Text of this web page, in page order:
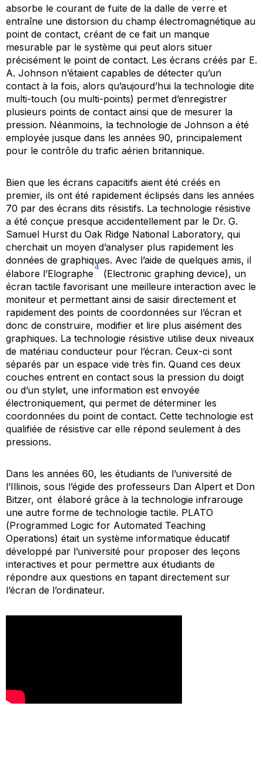
absorbe le courant de fuite de la dalle de verre et
entraîne une distorsion du champ électromagnétique au
point de contact, créant de ce fait un manque
mesurable par le système qui peut alors situer
précisément le point de contact. Les écrans créés par E.
A. Johnson n’étaient capables de détecter qu’un
contact à la fois, alors qu’aujourd’hui la technologie dite
multi-touch (ou multi-points) permet d’enregistrer
plusieurs points de contact ainsi que de mesurer la
pression. Néanmoins, la technologie de Johnson a été
employée jusque dans les années 90, principalement
pour le contrôle du trafic aérien britannique.
Bien que les écrans capacitifs aient été créés en
premier, ils ont été rapidement éclipsés dans les années
70 par des écrans dits résistifs. La technologie résistive
a été conçue presque accidentellement par le Dr. G.
Samuel Hurst du Oak Ridge National Laboratory, qui
cherchait un moyen d’analyser plus rapidement les
données de graphiques. Avec l’aide de quelques amis, il
élabore l’Elographe
4
(Electronic graphing device), un
écran tactile favorisant une meilleure interaction avec le
moniteur et permettant ainsi de saisir directement et
rapidement des points de coordonnées sur l’écran et
donc de construire, modifier et lire plus aisément des
graphiques. La technologie résistive utilise deux niveaux
de matériau conducteur pour l’écran. Ceux-ci sont
séparés par un espace vide très fin. Quand ces deux
couches entrent en contact sous la pression du doigt
ou d’un stylet, une information est envoyée
électroniquement, qui permet de déterminer les
coordonnées du point de contact. Cette technologie est
qualifiée de résistive car elle répond seulement à des
pressions.
Dans les années 60, les étudiants de l’université de
l’Illinois, sous l’égide des professeurs Dan Alpert et Don
Bitzer, ont élaboré grâce à la technologie infrarouge
une autre forme de technologie tactile. PLATO
(Programmed Logic for Automated Teaching
Operations) était un système informatique éducatif
développé par l’université pour proposer des leçons
interactives et pour permettre aux étudiants de
répondre aux questions en tapant directement sur
l’écran de l’ordinateur.